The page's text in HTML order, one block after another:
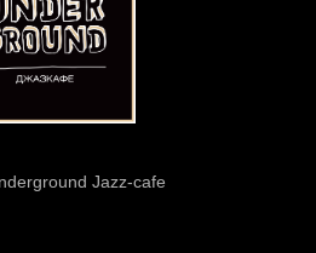
Jazz-cafe